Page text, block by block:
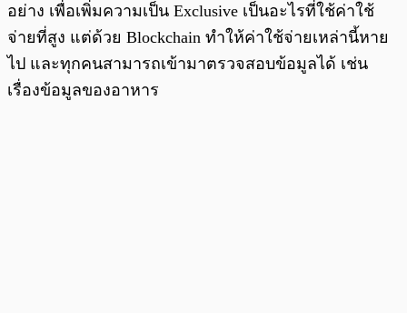
อย่าง เพื่อเพิ่มความเป็น Exclusive เป็นอะไรที่ใช้ค่าใช้
จ่ายที่สูง แต่ด้วย Blockchain ทำให้ค่าใช้จ่ายเหล่านี้หาย
ไป และทุกคนสามารถเข้ามาตรวจสอบข้อมูลได้ เช่น
เรื่องข้อมูลของอาหาร